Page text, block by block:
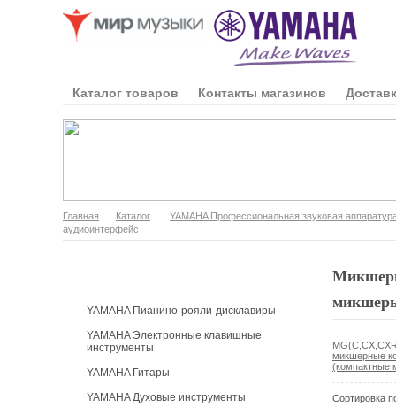
Каталог товаров Контакты магазинов
Главная Каталог
YAMAHA Профессиональная звуковая
аудиоинтерфейс
YAMAHA Пианино-рояли-дисклавиры
YAMAHA Электронные клавишные
инструменты
YAMAHA Гитары
YAMAHA Духовые инструменты
микшерные
(компактные
Сортировка